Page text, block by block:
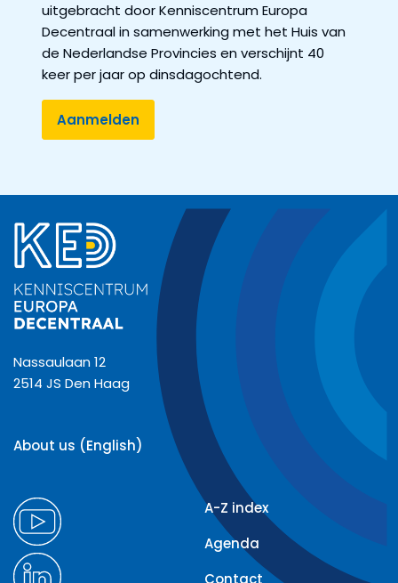
uitgebracht door Kenniscentrum Europa
Decentraal in samenwerking met het Huis van
de Nederlandse Provincies en verschijnt 40
keer per jaar op dinsdagochtend.
Nassaulaan 12
2514 JS Den Haag
About us (English)
A-Z index
Agenda
Contact